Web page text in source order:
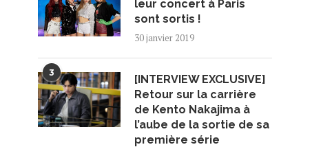
leur concert à Paris
sont sortis !
30 janvier 2019
3
[INTERVIEW EXCLUSIVE]
Retour sur la carrière
de Kento Nakajima à
l’aube de la sortie de sa
première série